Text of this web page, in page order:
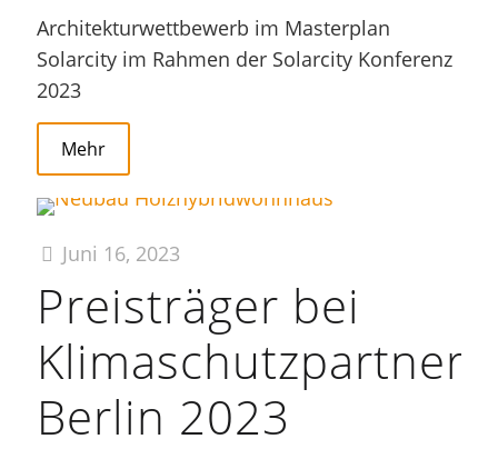
Architekturwettbewerb im Masterplan
Solarcity im Rahmen der Solarcity Konferenz
2023
Mehr
Juni 16, 2023
Preisträger bei
Klimaschutzpartner
Berlin 2023